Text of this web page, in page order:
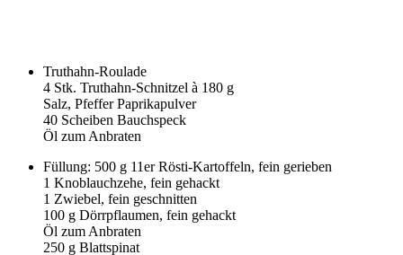
Truthahn-Roulade
4 Stk. Truthahn-Schnitzel à 180 g
Salz, Pfeffer Paprikapulver
40 Scheiben Bauchspeck
Öl zum Anbraten
Füllung: 500 g 11er Rösti-Kartoffeln, fein gerieben
1 Knoblauchzehe, fein gehackt
1 Zwiebel, fein geschnitten
100 g Dörrpflaumen, fein gehackt
Öl zum Anbraten
250 g Blattspinat